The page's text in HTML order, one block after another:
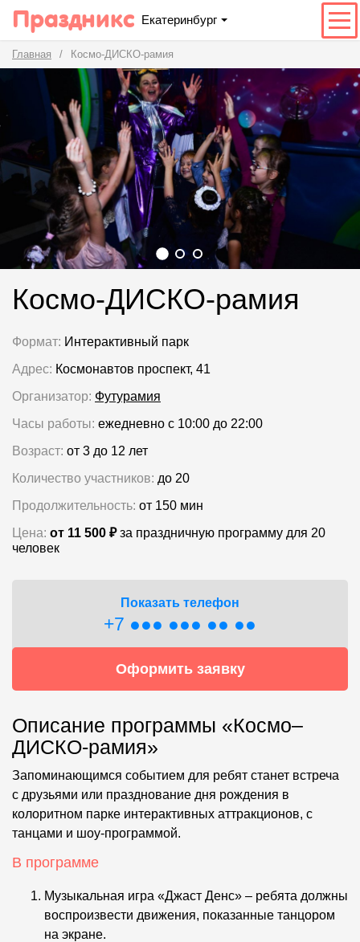
Праздникс Екатеринбург
Главная Космо-ДИСКО-рамия
Космо-ДИСКО-рамия
Формат: Интерактивный парк
Адрес: Космонавтов проспект, 41
Организатор: Футурамия
Часы работы: ежедневно с 10:00 до 22:00
Возраст: от 3 до 12 лет
Количество участников: до 20
Продолжительность: от 150 мин
Цена: от 11 500 ₽за праздничную программу для 20
человек
Показать телефон
+7 ●●● ●●● ●● ●●
Оформить заявку
Описание программы «Космо–
ДИСКО-рамия»
Запоминающимся событием для ребят станет встреча
с друзьями или празднование дня рождения в
колоритном парке интерактивных аттракционов, с
танцами и шоу-программой.
В программе
Музыкальная игра «Джаст Денс» – ребята должны
воспроизвести движения, показанные танцором
на экране.